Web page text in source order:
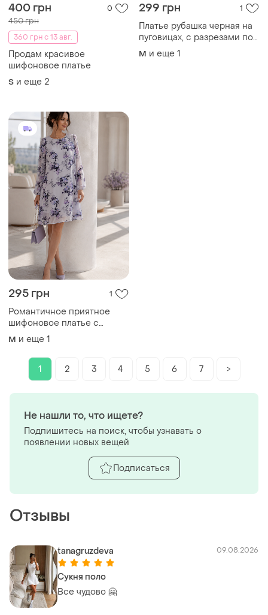
400 грн 0
450 грн
360 грн с 13 авг.
Продам красивое
шифоновое платье
S и еще 2
299 грн 1
Платье рубашка черная на
пуговицах, с разрезами по
бокам и с двумя
накладными карманами.
M и еще 1
295 грн 1
Романтичное приятное
шифоновое платье с
подкладкой в цветочный
принт голубой с
сиреневым.
M и еще 1
1 2 3 4 5 6 7 >
Отзывы
tanagruzdeva 09.08.2026
Сукня поло
Все чудово 🤗
Не нашли то, что ищете?
Подпишитесь на поиск, чтобы узнавать о
появлении новых вещей
Подписаться